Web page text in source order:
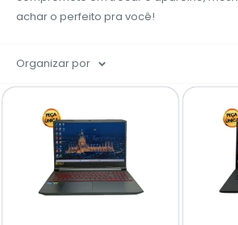
achar o perfeito pra você!
Organizar por